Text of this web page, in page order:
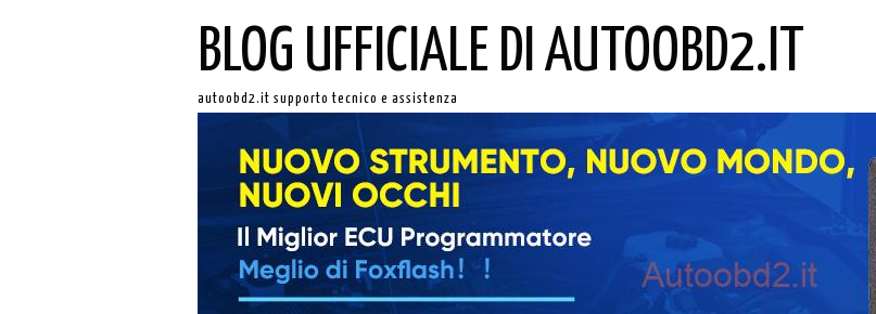
BLOG UFFICIALE DI AUTOOBD2.IT
autoobd2.it supporto tecnico e assistenza